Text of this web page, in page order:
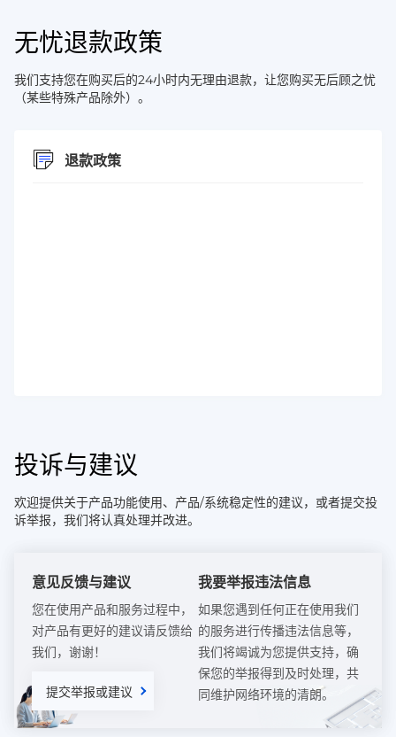
无忧退款政策
我们支持您在购买后的24小时内无理由退款，让您购买无后顾之忧
（某些特殊产品除外）。
退款政策
投诉与建议
欢迎提供关于产品功能使用、产品/系统稳定性的建议，或者提交投
诉举报，我们将认真处理并改进。
意见反馈与建议
您在使用产品和服务过程中，
对产品有更好的建议请反馈给
我们，谢谢！
提交举报或建议
我要举报违法信息
如果您遇到任何正在使用我们
的服务进行传播违法信息等，
我们将竭诚为您提供支持，确
保您的举报得到及时处理，共
同维护网络环境的清朗。